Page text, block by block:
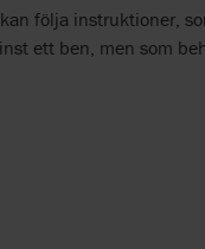
följa instruktioner,
ett ben, men som